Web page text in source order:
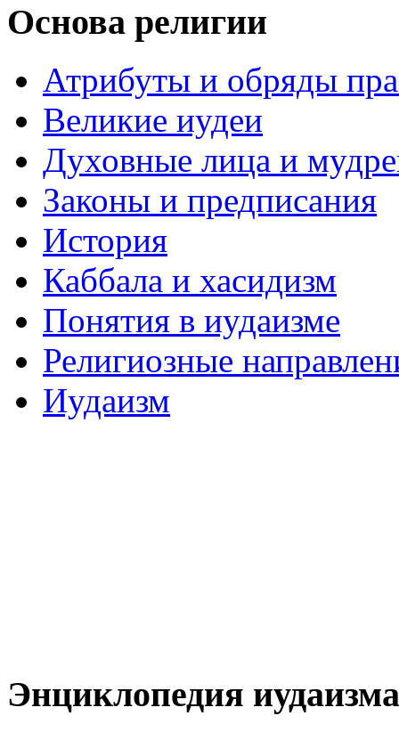
Основа религии
Атрибуты и обряды
Великие иудеи
Духовные лица и
Законы и предписания
История
Каббала и хасидизм
Понятия в иудаизме
Религиозные
Иудаизм
Энциклопедия иудаизма